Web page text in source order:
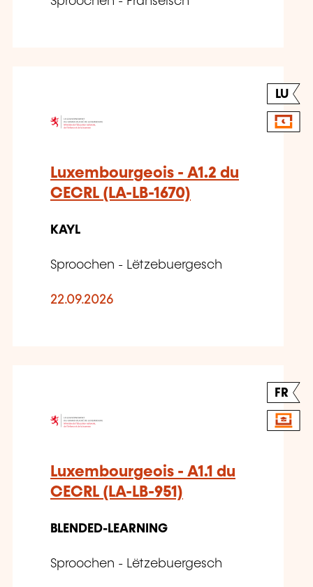
LU
Luxembourgeois - A1.2 du
CECRL (LA-LB-1670)
KAYL
Sproochen - Lëtzebuergesch
22.09.2026
FR
Luxembourgeois - A1.1 du
CECRL (LA-LB-951)
BLENDED-LEARNING
Sproochen - Lëtzebuergesch